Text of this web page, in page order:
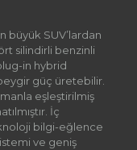
büyük SUV’lardan
silindirli benzinli
in hybrid
güç üretebilir.
eşleştirilmiş
İç
bilgi-eğlence
ve geniş